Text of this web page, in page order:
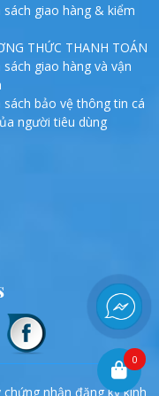
sách giao hàng & kiểm
THỨC THANH TOÁN
sách giao hàng và vận
sách bảo vệ thông tin cá
người tiêu dùng
nhận đăng ký kinh
0